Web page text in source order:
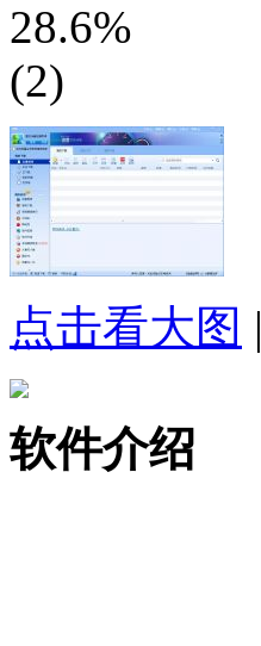
28.6%
(2)
点击看大图 |
软件介绍